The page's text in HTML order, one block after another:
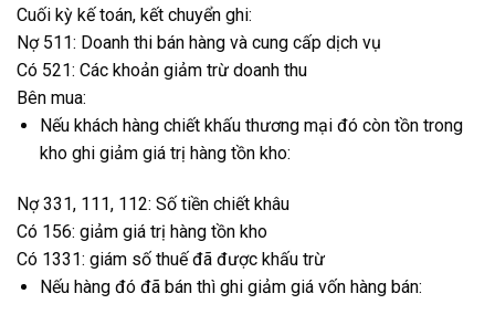
Cuối kỳ kế toán, kết chuyển ghi:
Nợ 511: Doanh thi bán hàng và cung cấp dịch vụ
Có 521: Các khoản giảm trừ doanh thu
Bên mua:
Nếu khách hàng chiết khấu thương mại đó còn tồn trong
kho ghi giảm giá trị hàng tồn kho:
Nợ 331, 111, 112: Số tiền chiết khâu
Có 156: giảm giá trị hàng tồn kho
Có 1331: giám số thuế đã được khấu trừ
Nếu hàng đó đã bán thì ghi giảm giá vốn hàng bán: